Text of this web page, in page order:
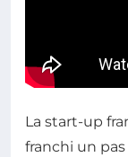
La start-up
franchi un